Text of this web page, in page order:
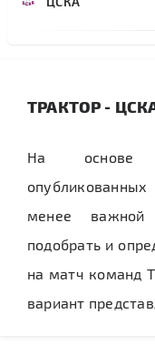
ТРАКТОР -
На основе
менее важной
подобрать и
на матч команд
вариант